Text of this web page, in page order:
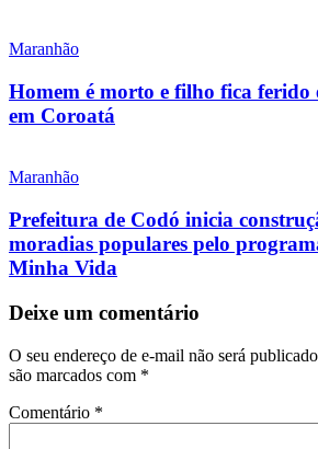
Maranhão
Homem é morto e filho fica ferido
em Coroatá
Maranhão
Prefeitura de Codó inicia
moradias populares pelo
Minha Vida
Deixe um comentário
O seu endereço de e-mail não será
são marcados com *
Comentário *